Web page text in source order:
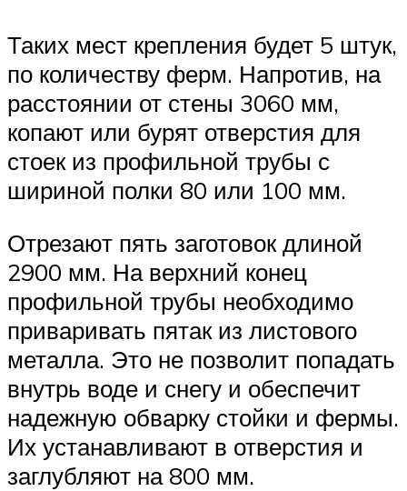
Таких мест крепления будет 5 штук,
по количеству ферм. Напротив, на
расстоянии от стены 3060 мм,
копают или бурят отверстия для
стоек из профильной трубы с
шириной полки 80 или 100 мм.
Отрезают пять заготовок длиной
2900 мм. На верхний конец
профильной трубы необходимо
приваривать пятак из листового
металла. Это не позволит попадать
внутрь воде и снегу и обеспечит
надежную обварку стойки и фермы.
Их устанавливают в отверстия и
заглубляют на 800 мм.